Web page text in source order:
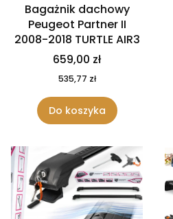
Bagażnik dachowy
Peugeot Partner II
2008-2018 TURTLE AIR3
659,00 zł
535,77 zł
Do koszyka